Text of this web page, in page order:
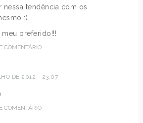
nessa tendência com os
:)
preferido!!!
COMENTÁRIO
DE 2012 - 23:07
COMENTÁRIO